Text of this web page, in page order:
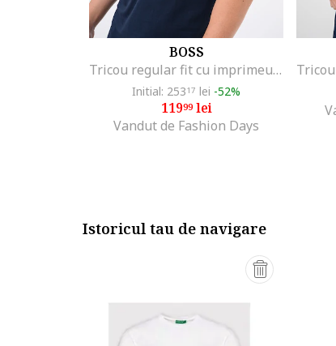
BOSS
Tricou regular fit cu imprimeu logo cauciucat Thinking, Bleumarin
Initial: 25317 lei -52%
11999lei
Vandut de Fashion Days
Istoricul tau de navigare